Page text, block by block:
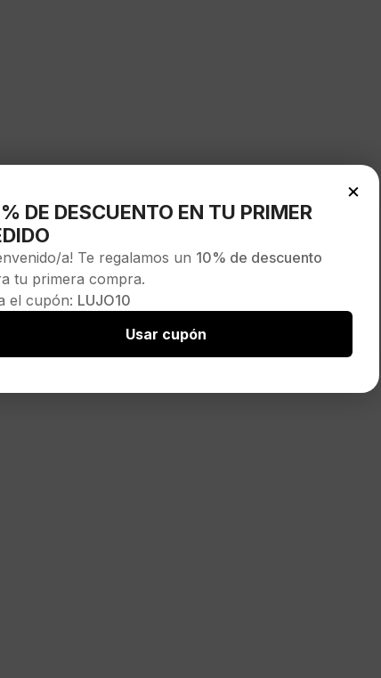
×
DE DESCUENTO EN TU PRIMER
a! Te regalamos un 10% de descuento
tu primera compra.
el cupón: LUJO10
Usar cupón